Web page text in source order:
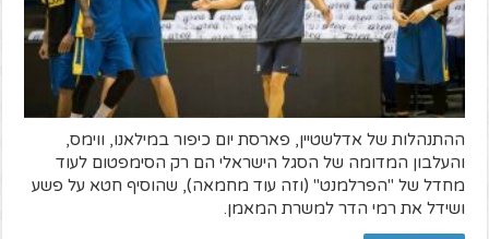
ההתנהלות של אדלשטיין, פארסת יום כיפור במילאנו, ווימס,
והעלבון המדומה של הסגל הישראלי הם רק הסימפטום לעוד
מחדל של "הפרלמנט" (וזה עוד מחמאה), שהוסיף חטא על פשע
ושידל את רמי הדר למשרת המאמן.